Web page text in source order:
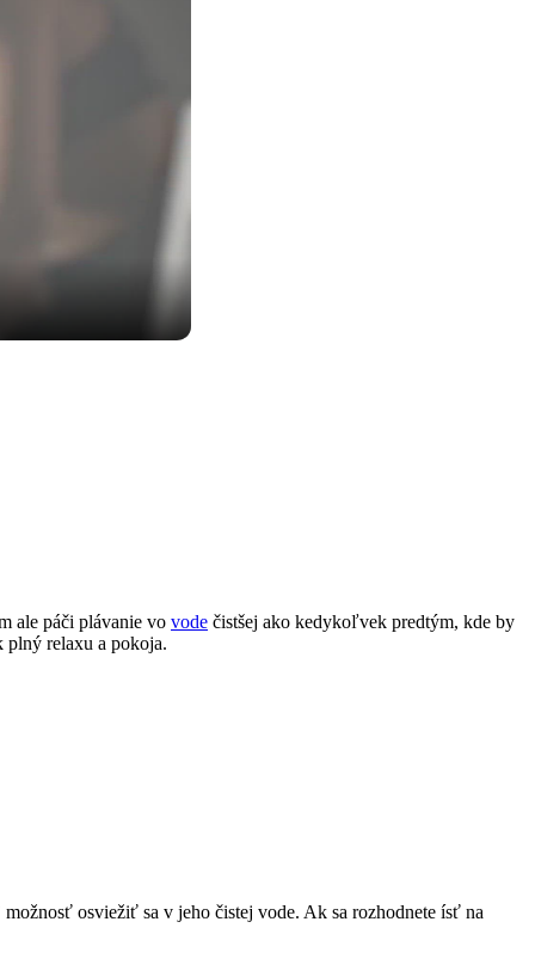
ale páči plávanie vo vode čistšej ako kedykoľvek predtým, kde by
plný relaxu a pokoja.
osviežiť sa v jeho čistej vode. Ak sa rozhodnete ísť na